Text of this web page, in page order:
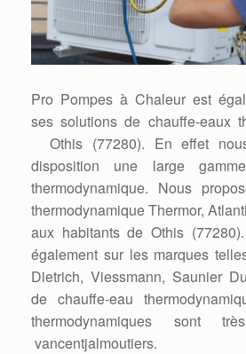
Pro Pompes à Chaleur est
ses solutions de chauffe-eaux
Othis (77280). En effet
disposition une large
thermodynamique. Nous
thermodynamique Thermor,
aux habitants de Othis
également sur les marques
Dietrich, Viessmann, Saunier
de chauffe-eau
thermodynamiques sont
vancentjalmoutiers.